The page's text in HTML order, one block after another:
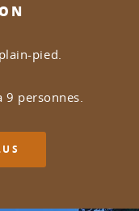
pied.
9 personnes.